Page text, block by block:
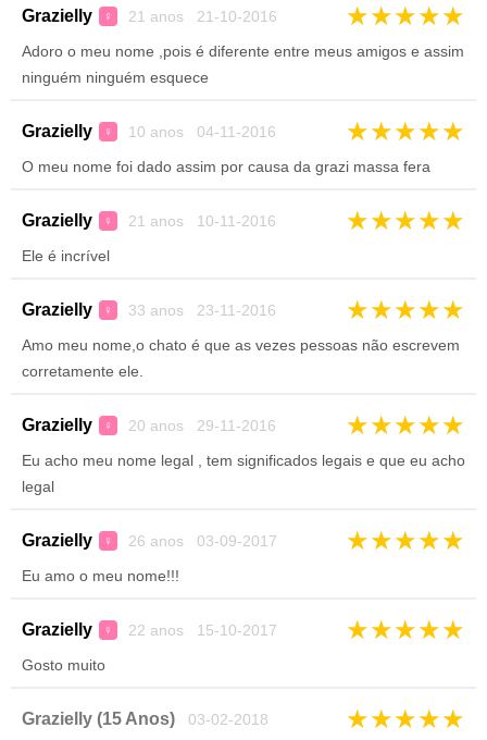
Grazielly ♀ 21 anos 21-10-2016 ★★★★★
Adoro o meu nome ,pois é diferente entre meus amigos e assim
ninguém ninguém esquece
Grazielly ♀ 10 anos 04-11-2016 ★★★★★
O meu nome foi dado assim por causa da grazi massa fera
Grazielly ♀ 21 anos 10-11-2016 ★★★★★
Ele é incrível
Grazielly ♀ 33 anos 23-11-2016 ★★★★★
Amo meu nome,o chato é que as vezes pessoas não escrevem
corretamente ele.
Grazielly ♀ 20 anos 29-11-2016 ★★★★★
Eu acho meu nome legal , tem significados legais e que eu acho
legal
Grazielly ♀ 26 anos 03-09-2017 ★★★★★
Eu amo o meu nome!!!
Grazielly ♀ 22 anos 15-10-2017 ★★★★★
Gosto muito
Grazielly (15 Anos) 03-02-2018 ★★★★★